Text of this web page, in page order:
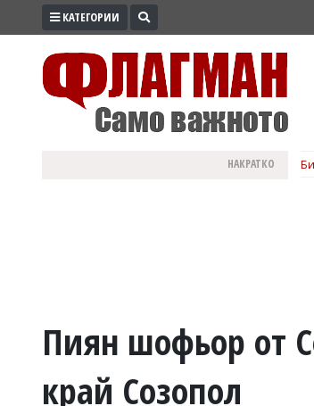
ПРОМО
ВОЙНАТА
КАТЕГОРИИ
НАКРАТКО
Пиян шофьор от
край Созопол